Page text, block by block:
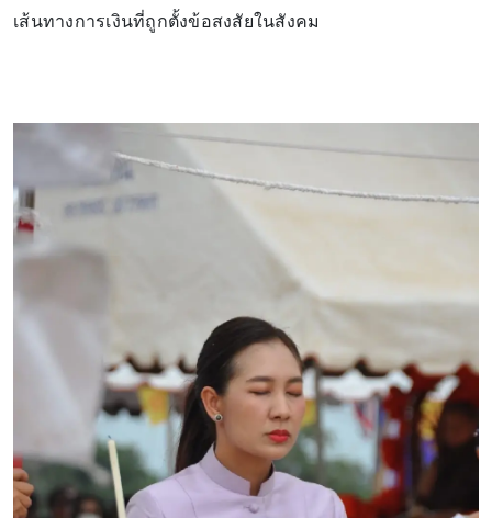
เส้นทางการเงินที่ถูกตั้งข้อสงสัยในสังคม